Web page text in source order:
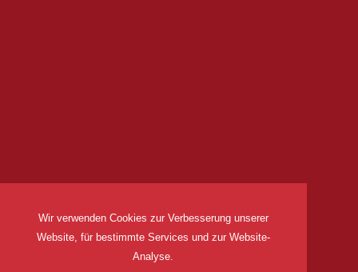
Wir verwenden Cookies zur Verbesserung unserer
Website, für bestimmte Services und zur Website-
Analyse.